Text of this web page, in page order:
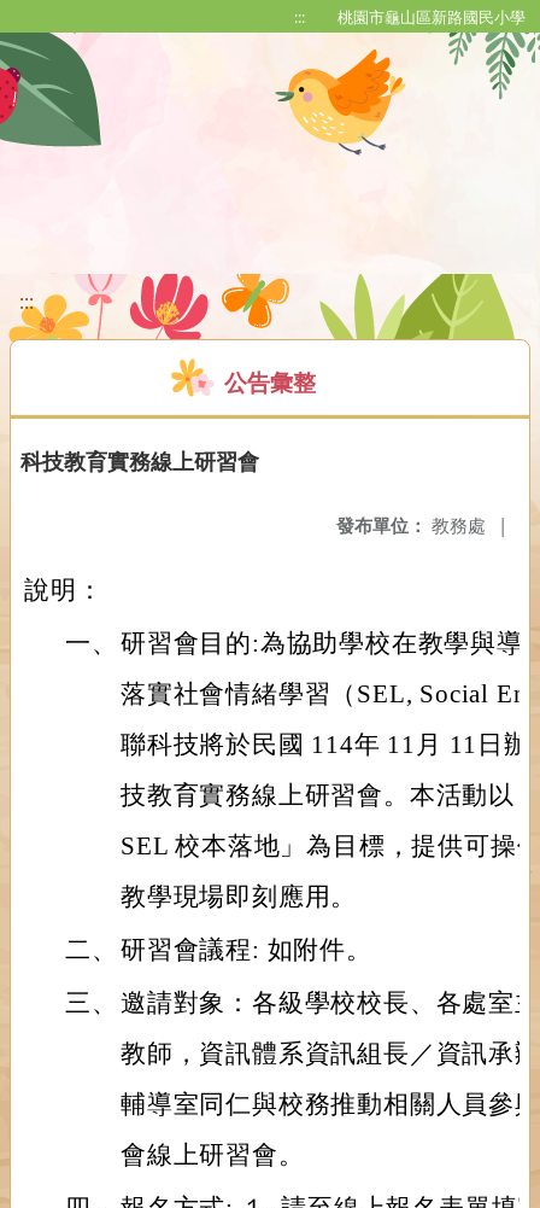
::: 桃園市龜山區新路國民小學
:::
公告彙整
科技教育實務線上研習會
發布單位： 教務處 |
說明：
一、 研習會目的:為協助學校在教學與導
落實社會情緒學習（SEL, Social
聯科技將於民國 114年 11月 11日
技教育實務線上研習會。本活動以
SEL 校本落地」為目標，提供可操
教學現場即刻應用。
二、 研習會議程: 如附件。
三、 邀請對象：各級學校校長、各處室
教師，資訊體系資訊組長／資訊承
輔導室同仁與校務推動相關人員參
會線上研習會。